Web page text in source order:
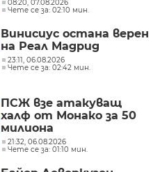
08:20, 07.08.2026
Чете се за: 02:10 мин.
Винисиус остана верен
на Реал Мадрид
23:11, 06.08.2026
Чете се за: 02:42 мин.
ПСЖ взе атакуващ
халф от Монако за 50
милиона
21:32, 06.08.2026
Чете се за: 01:10 мин.